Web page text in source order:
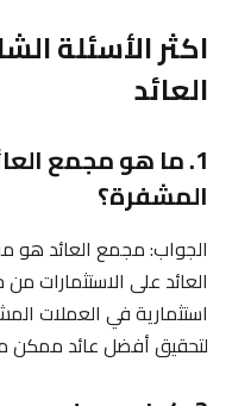
اكثر الأسئلة
العائد
1. ما هو مجمع
المشفرة؟
الجواب: مجمع العائد هو
العائد على الاستثمارات
استثمارية في العملات
لتحقيق أفضل عائد ممكن